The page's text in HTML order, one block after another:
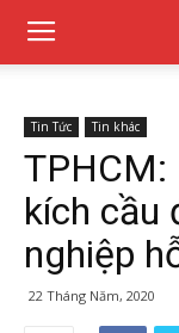
Tin Tức Tin khác
TPHCM:
kích cầu
nghiệp
22 Tháng Năm, 2020